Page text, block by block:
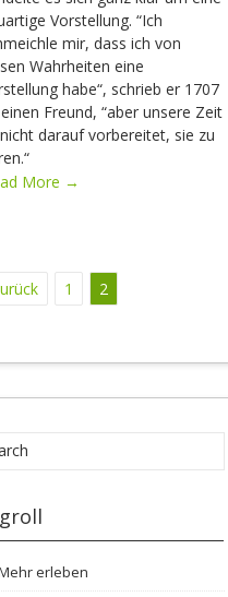
Vorstellung. “Ich
mir, dass ich von
Wahrheiten eine
habe“, schrieb er 1707
Freund, “aber unsere Zeit
darauf vorbereitet, sie zu
More →
1 2
erleben